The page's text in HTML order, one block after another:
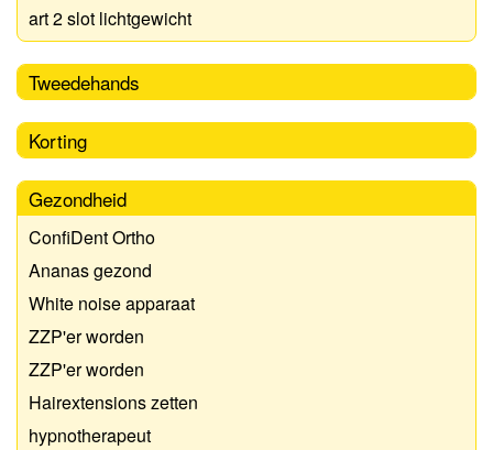
art 2 slot lichtgewicht
Tweedehands
Korting
Gezondheid
ConfiDent Ortho
Ananas gezond
White noise apparaat
ZZP'er worden
ZZP'er worden
Hairextensions zetten
hypnotherapeut